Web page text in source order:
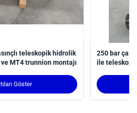
teleskopik hidrolik
MT4 trunnion montajı
Göster
250 bar
ile